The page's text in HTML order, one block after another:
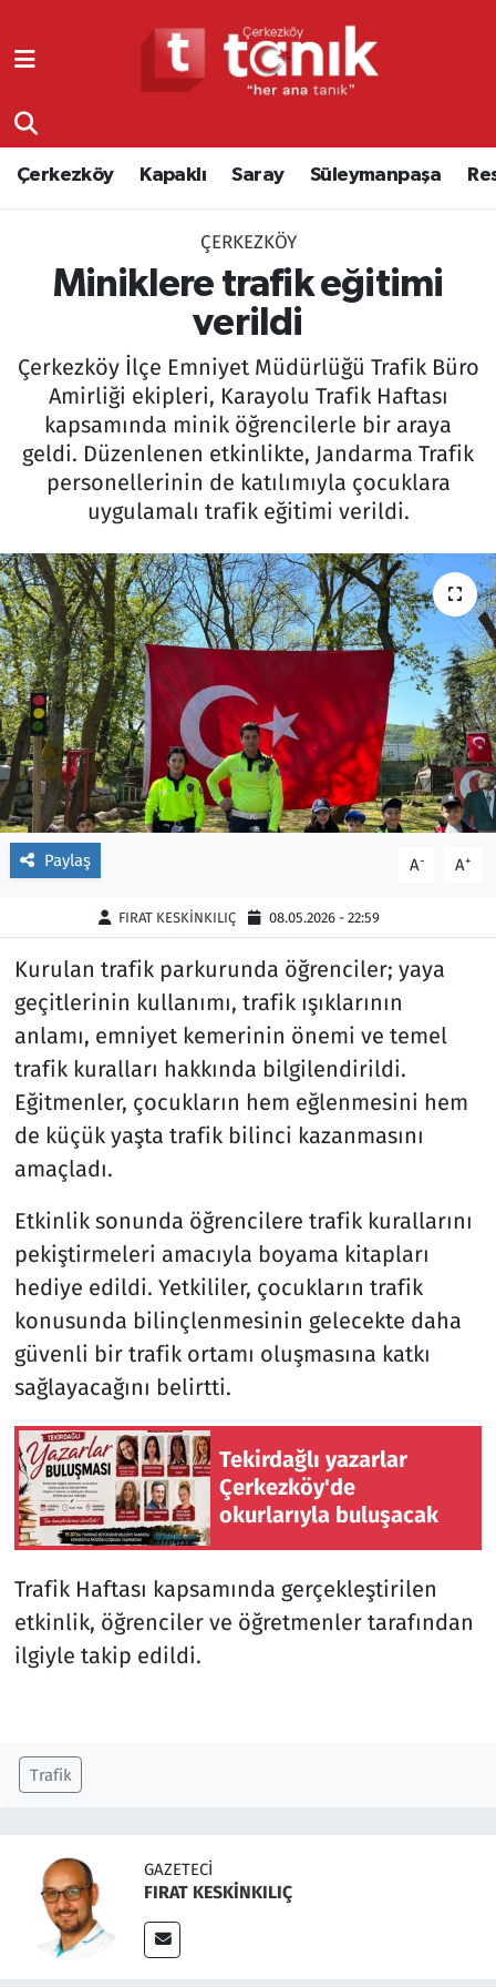
Çerkezköy Kapaklı Saray Süleymanpaşa
ÇERKEZKÖY
Miniklere trafik eğitimi
verildi
Çerkezköy İlçe Emniyet Müdürlüğü Trafik Büro
Amirliği ekipleri, Karayolu Trafik Haftası
kapsamında minik öğrencilerle bir araya
geldi. Düzenlenen etkinlikte, Jandarma Trafik
personellerinin de katılımıyla çocuklara
uygulamalı trafik eğitimi verildi.
Paylaş A- A+
FIRAT KESKİNKILIÇ 08.05.2026 - 22:59
Kurulan trafik parkurunda öğrenciler; yaya
geçitlerinin kullanımı, trafik ışıklarının
anlamı, emniyet kemerinin önemi ve temel
trafik kuralları hakkında bilgilendirildi.
Eğitmenler, çocukların hem eğlenmesini hem
de küçük yaşta trafik bilinci kazanmasını
amaçladı.
Etkinlik sonunda öğrencilere trafik kurallarını
pekiştirmeleri amacıyla boyama kitapları
hediye edildi. Yetkililer, çocukların trafik
konusunda bilinçlenmesinin gelecekte daha
güvenli bir trafik ortamı oluşmasına katkı
sağlayacağını belirtti.
Tekirdağlı yazarlar
Çerkezköy'de
okurlarıyla buluşacak
Trafik Haftası kapsamında gerçekleştirilen
etkinlik, öğrenciler ve öğretmenler tarafından
ilgiyle takip edildi.
Trafik
GAZETECI
FIRAT KESKİNKILIÇ
Resmi Reklamlar
Tekirdağ
Asayiş
Eğitim
Siyaset
Foto Galeri
Video
Yazarlar
Ara
Ekonomi
Ergene
Genel
Kapaklı
Kırklareli
Kültür Sanat
Malkara
Marmaraereğlisi
Sağlık
Saray
Şarköy
Siyaset
Spor
Süleymanpaşa
Tekirdağ
Tekirdağ Nöbetçi Eczaneler
Tekirdağ Trafik Yoğunluk Haritası
Süper Lig Puan Durumu ve Fikstür
Tüm Manşetler
Son Dakika Haberleri
Haber Arşivi